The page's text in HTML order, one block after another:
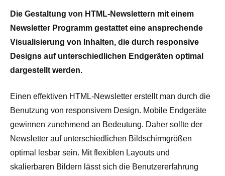
Die Gestaltung von HTML-Newslettern mit einem
Newsletter Programm gestattet eine ansprechende
Visualisierung von Inhalten, die durch responsive
Designs auf unterschiedlichen Endgeräten optimal
dargestellt werden.
Einen effektiven HTML-Newsletter erstellt man durch die
Benutzung von responsivem Design. Mobile Endgeräte
gewinnen zunehmend an Bedeutung. Daher sollte der
Newsletter auf unterschiedlichen Bildschirmgrößen
optimal lesbar sein. Mit flexiblen Layouts und
skalierbaren Bildern lässt sich die Benutzererfahrung